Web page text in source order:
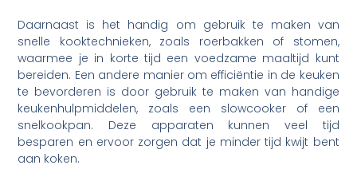
Daarnaast is het handig om gebruik te maken van
snelle kooktechnieken, zoals roerbakken of stomen,
waarmee je in korte tijd een voedzame maaltijd kunt
bereiden. Een andere manier om efficiëntie in de keuken
te bevorderen is door gebruik te maken van handige
keukenhulpmiddelen, zoals een slowcooker of een
snelkookpan. Deze apparaten kunnen veel tijd
besparen en ervoor zorgen dat je minder tijd kwijt bent
aan koken.